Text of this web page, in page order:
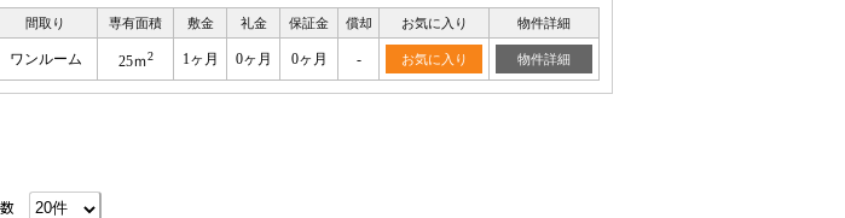
間取り 専有面積 敷金 礼金 保証金 償却 お気に入り 物件詳細
ワンルーム 25ｍ2 1ヶ月 0ヶ月 0ヶ月 - お気に入り 物件詳細